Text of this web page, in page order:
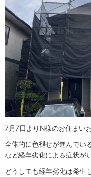
7月7日よりN様のお住まい
全体的に色褪せが進んでい
など経年劣化による症状が
どうしても経年劣化は発生